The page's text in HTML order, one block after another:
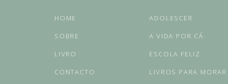
HOME
SOBRE
LIVRO
CONTACTO
ADOLESCER
A VIDA POR CÁ
ESCOLA FELIZ
LIVROS PARA MORAR